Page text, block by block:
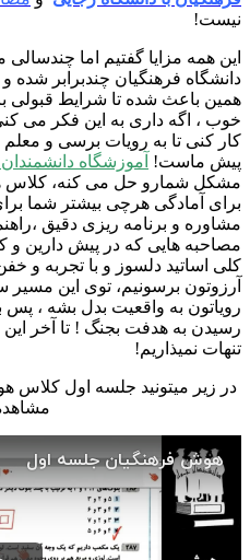
نیست!
این همه مزایا گفتیم اما
دانشگاه فرهنگیان چندبرابر
همین باعث شده تا شرایط قبولی
خوب ، اگه داری به این فکر می
کار کنی تا به رویات برسی و
پیش ماست! آموزشگاه
مشکل شمارو حل می کنه، کلاس
برای آمادگی هرچی بیشتر شما
مشاوره و برنامه ریزی دقیق
مصاحبه هایی که در پیش دارین و
کلی اساتید دلسوز و با تجربه و
آرزوتون برسونیم، توی این مسیر
رویاتون به واقعیت بدل بشه ، پس
رسیدن به هدفت بجنگ ! تا آخر این
تنهات نمیذاریم!
در زیر میتونید جلسه اول